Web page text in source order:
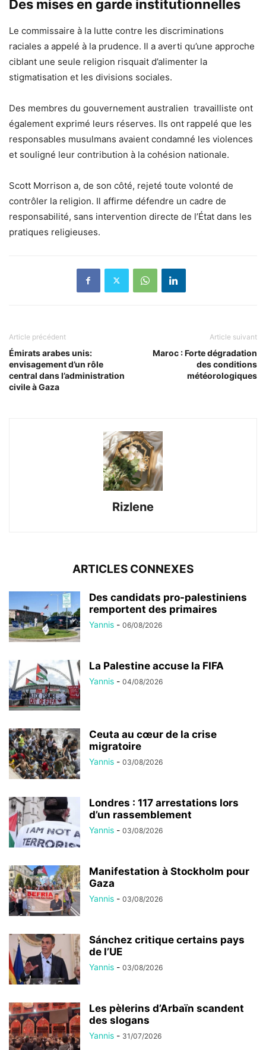
Des mises en garde institutionnelles
Le commissaire à la lutte contre les discriminations
raciales a appelé à la prudence. Il a averti qu’une approche
ciblant une seule religion risquait d’alimenter la
stigmatisation et les divisions sociales.
Des membres du gouvernement australien travailliste ont
également exprimé leurs réserves. Ils ont rappelé que les
responsables musulmans avaient condamné les violences
et souligné leur contribution à la cohésion nationale.
Scott Morrison a, de son côté, rejeté toute volonté de
contrôler la religion. Il affirme défendre un cadre de
responsabilité, sans intervention directe de l’État dans les
pratiques religieuses.
Article précédent
Émirats arabes unis:
envisagement d’un rôle
central dans l’administration
civile à Gaza
Article suivant
Maroc : Forte dégradation
des conditions
météorologiques
Rizlene
ARTICLES CONNEXES
Des candidats pro-palestiniens
remportent des primaires
Yannis - 06/08/2026
La Palestine accuse la FIFA
Yannis - 04/08/2026
Ceuta au cœur de la crise
migratoire
Yannis - 03/08/2026
Londres : 117 arrestations lors
d’un rassemblement
Yannis - 03/08/2026
Manifestation à Stockholm pour
Gaza
Yannis - 03/08/2026
Sánchez critique certains pays
de l’UE
Yannis - 03/08/2026
Les pèlerins d’Arbaïn scandent
des slogans
Yannis - 31/07/2026